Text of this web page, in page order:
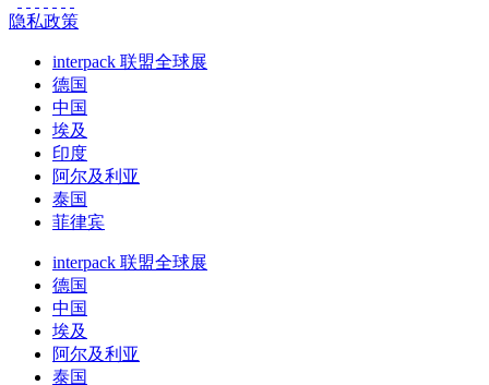
隐私政策
interpack 联盟全球展
德国
中国
埃及
印度
阿尔及利亚
泰国
菲律宾
interpack 联盟全球展
德国
中国
埃及
阿尔及利亚
泰国